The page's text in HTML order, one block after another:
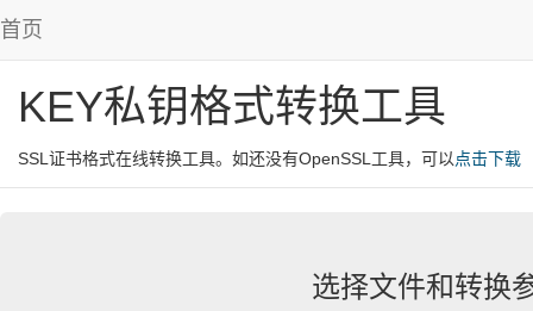
首页
KEY私钥格式转换工具
SSL证书格式在线转换工具。如还没有OpenSSL工具，可以 点击下载
选择文件和转换